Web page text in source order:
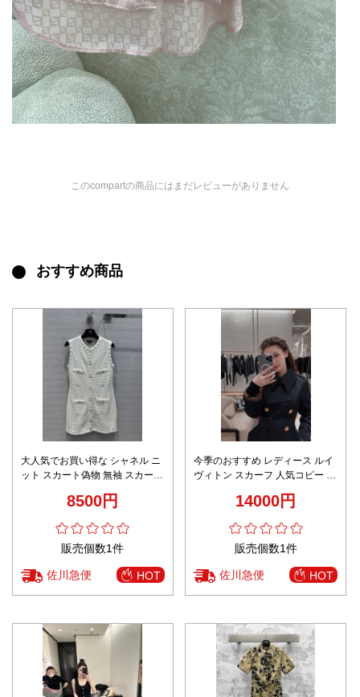
このcompartの商品にはまだレビューがありません
おすすめ商品
大人気でお買い得な シャネル ニ
ット スカート偽物 無袖 スカート
8500円
販売個数1件
佐川急便 HOT
今季のおすすめ レディース ルイ
ヴィトン スカーフ 人気コピー ワ
14000円
販売個数1件
佐川急便 HOT